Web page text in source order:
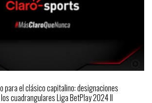
para el clásico capitalino: designaciones
cuadrangulares Liga BetPlay 2024 II